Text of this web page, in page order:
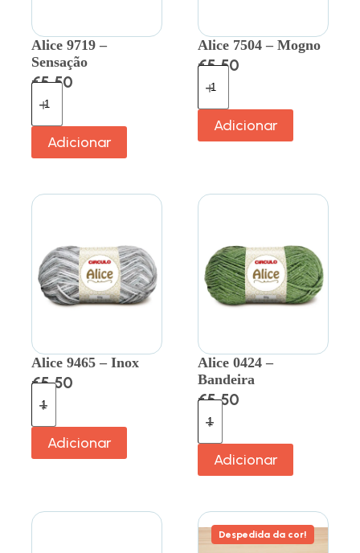
Alice 9719 –
Sensação
€5.50
Adicionar
Alice 7504 – Mogno
€5.50
Adicionar
Alice 9465 – Inox
€5.50
Adicionar
Alice 0424 –
Bandeira
€5.50
Adicionar
Despedida da cor!